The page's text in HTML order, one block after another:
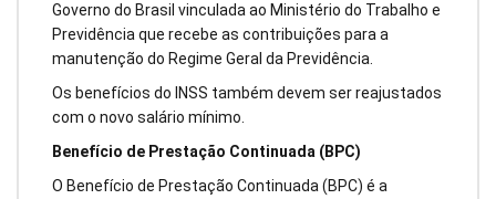
Governo do Brasil vinculada ao Ministério do Trabalho e
Previdência que recebe as contribuições para a
manutenção do Regime Geral da Previdência.
Os benefícios do INSS também devem ser reajustados
com o novo salário mínimo.
Benefício de Prestação Continuada (BPC)
O Benefício de Prestação Continuada (BPC) é a